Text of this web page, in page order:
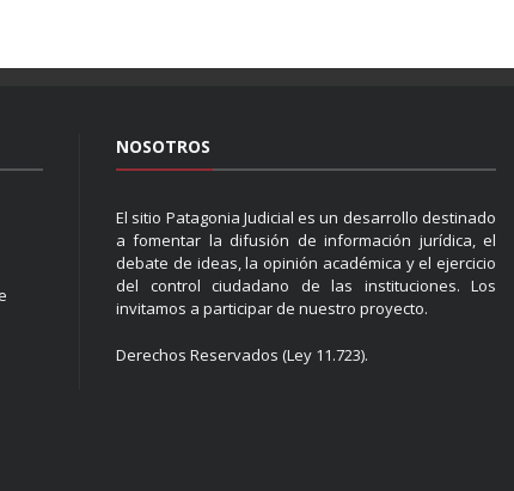
NOSOTROS
El sitio Patagonia Judicial es un desarrollo destinado
a fomentar la difusión de información jurídica, el
debate de ideas, la opinión académica y el ejercicio
del control ciudadano de las instituciones. Los
invitamos a participar de nuestro proyecto.
Derechos Reservados (Ley 11.723).